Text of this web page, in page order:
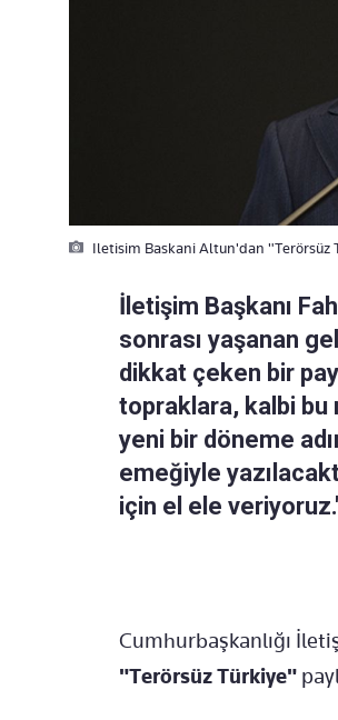
Iletisim Baskani Altun'dan "Terörsüz
İletişim Başkanı
sonrası yaşanan
dikkat çeken bir
topraklara, kalbi bu
yeni bir döneme
emeğiyle
için el ele
Cumhurbaşkanlığı
"Terörsüz Türkiye"